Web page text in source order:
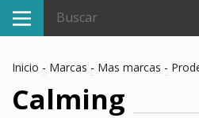
Inicio - Marcas - Mas marcas -
Calming